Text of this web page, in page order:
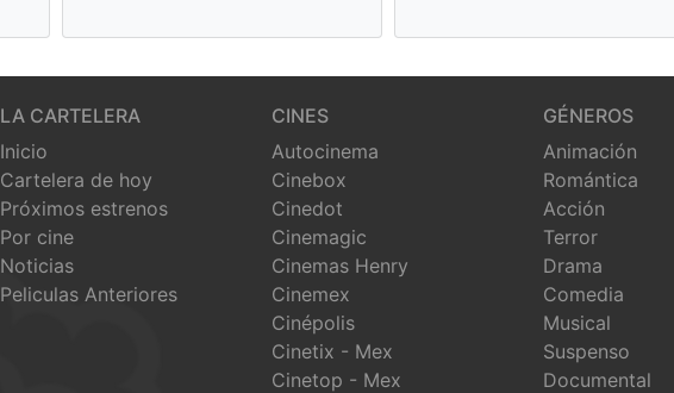
LA CARTELERA
Inicio
Cartelera de hoy
Próximos estrenos
Por cine
Noticias
Peliculas Anteriores
CINES
Autocinema
Cinebox
Cinedot
Cinemagic
Cinemas Henry
Cinemex
Cinépolis
Cinetix - Mex
Cinetop - Mex
GÉNEROS
Animación
Romántica
Acción
Terror
Drama
Comedia
Musical
Suspenso
Documental